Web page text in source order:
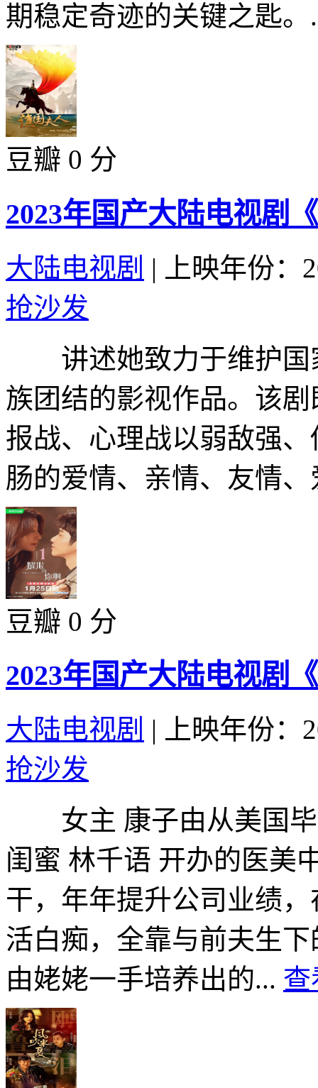
期稳定奇迹的关键之匙
豆瓣 0 分
2023年国产大陆电视剧
大陆电视剧 |
上映年份：
抢沙发
讲述她致力于维护国
族团结的影视作品。该
报战、心理战以弱敌强
肠的爱情、亲情、友情
豆瓣 0 分
2023年国产大陆电视剧
大陆电视剧 |
上映年份：
抢沙发
女主 康子由从美国毕
闺蜜 林千语 开办的医美
干，年年提升公司业绩
活白痴，全靠与前夫生
由姥姥一手培养出的... 查